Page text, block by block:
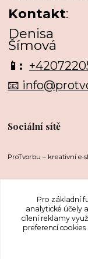
Kontakt:
Denisa
Šímová
📱:
📧
Sociální sítě
ProTvorbu – kreativní e-
Pro základní
analytické účely
cílení reklamy
preferencí